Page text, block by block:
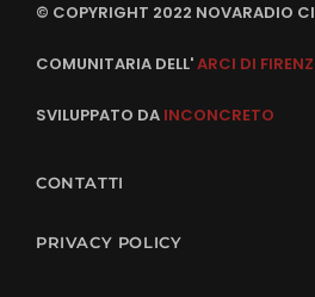
© COPYRIGHT 2022 NOVARADIO
COMUNITARIA DELL'ARCI DI
SVILUPPATO DA INCONCRETO
CONTATTI
PRIVACY POLICY